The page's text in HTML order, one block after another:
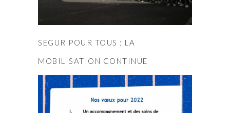
SEGUR POUR TOUS : LA
MOBILISATION CONTINUE